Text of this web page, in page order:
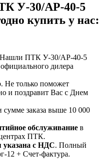
У-30/АР-40-5
купить у нас:
ПТК У-30/АР-40-5
дилера
. Не только поможет
и поздравит Вас с Днем
сумме заказа выше 10 000
обслуживание в
ПТК.
указана с НДС. Полный
12 + Счет-фактура.​